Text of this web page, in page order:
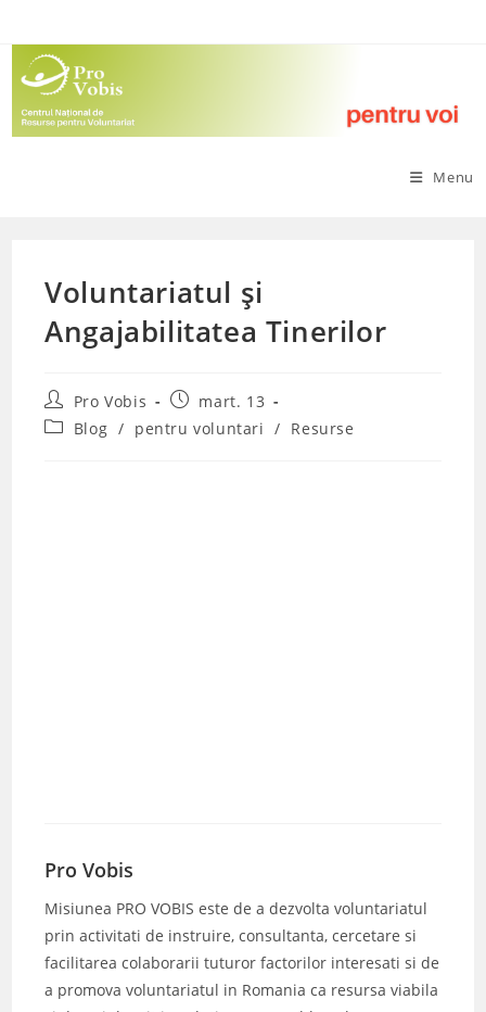
to
content
Menu
Voluntariatul și
Angajabilitatea Tinerilor
Post
author:
Pro Vobis
Post
published:
mart. 13
PostBlog / pentru voluntari / Resurse
Pro Vobis
Misiunea PRO VOBIS este de a dezvolta voluntariatul
prin activitati de instruire, consultanta, cercetare si
facilitarea colaborarii tuturor factorilor interesati si de
a promova voluntariatul in Romania ca resursa viabila